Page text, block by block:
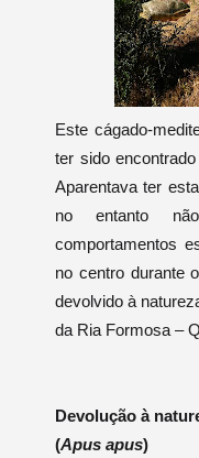
Este cágado-
ter sido
Aparentava ter
no entanto
comportamentos
no centro durante
devolvido à
da Ria Formosa –
Devolução à
(Apus apus)